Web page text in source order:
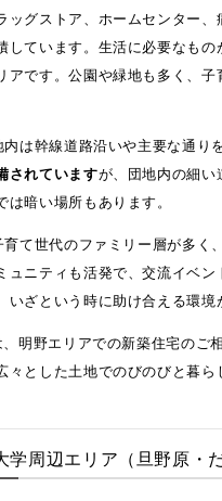
ッグストア、ホームセンター、
しています。生活に必要なもの
アです。公園や緑地も多く、子
内は幹線道路沿いや主要な通り
されていますが、団地内の細い
は暗い場所もあります。
育て世代のファミリー層が多く
ュニティも活発で、交流イベン
いざという時に助け合える環境
明野エリアでの新築住宅のご
々とした土地でのびのびと暮ら
学周辺エリア（旦野原・